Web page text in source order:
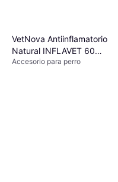
VetNova Antiinflamatorio
Natural INFLAVET 60
Comprimidos
Accesorio para perro